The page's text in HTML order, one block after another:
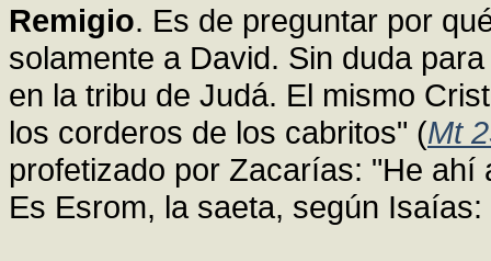
Remigio. Es de preguntar por
solamente a David. Sin duda
en la tribu de Judá. El mismo
los corderos de los cabritos" (Mt
profetizado por Zacarías: "He
Es Esrom, la saeta, según